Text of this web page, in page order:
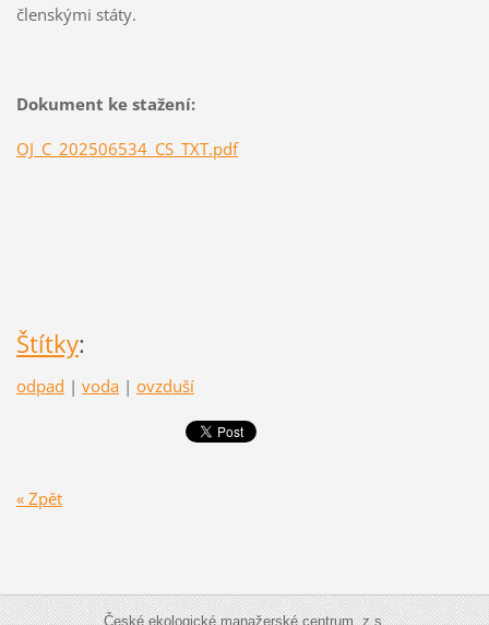
členskými státy.
Dokument ke stažení:
OJ_C_202506534_CS_TXT.pdf
Štítky:
odpad | voda | ovzduší
« Zpět
České ekologické manažerské centrum, z.s.